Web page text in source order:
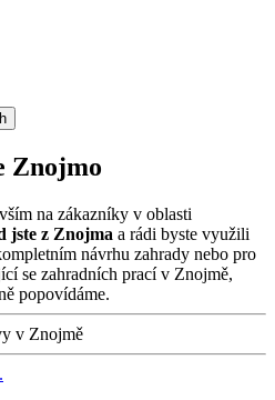
Znojmo
na zákazníky v oblasti
jste z Znojma a rádi byste využili
návrhu zahrady nebo pro
se zahradních prací v Znojmě,
popovídáme.